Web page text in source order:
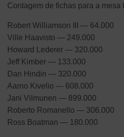
Contagem de fichas para a mesa
Robert Williamson III — 64.000
Ville Haavisto — 249.000
Howard Lederer — 320.000
Jeff Kimber — 133.000
Dan Hindin — 320.000
Aarno Kivelio — 608.000
Jani Vilmunen — 899.000
Roberto Romanello — 306.000
Ross Boatman — 180.000